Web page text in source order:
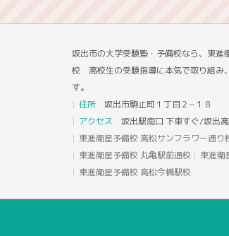
坂出市の大学受験塾・予備校なら、東進
校 高校生の受験指導に本気で取り組み
す。
住所 坂出市駒止町１丁目２−１８
アクセス 坂出駅南口 下車すぐ/坂出
東進衛星予備校 高松サンフラワー通り
東進衛星予備校 丸亀駅前通校
東進衛
東進衛星予備校 高松今橋駅校